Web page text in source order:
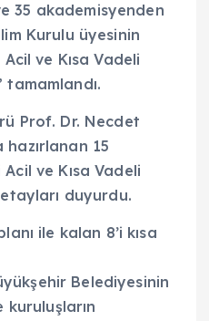
35 akademisyenden
Kurulu üyesinin
ve Kısa Vadeli
tamamlandı.
Prof. Dr. Necdet
hazırlanan 15
ve Kısa Vadeli
duyurdu.
ile kalan 8’i kısa
Belediyesinin
kuruluşların